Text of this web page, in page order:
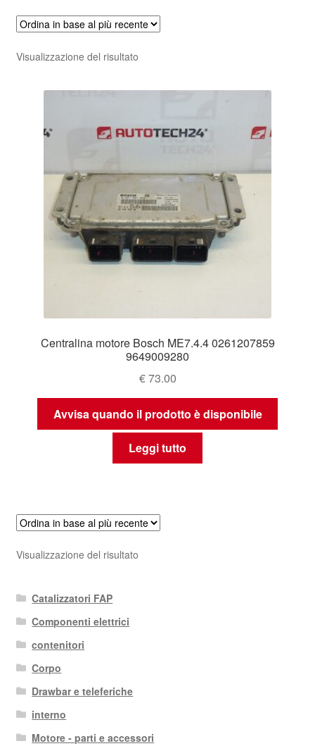
Visualizzazione del risultato
Centralina motore Bosch ME7.4.4 0261207859
9649009280
€73.00
Avvisa quando il prodotto è disponibile
Leggi tutto
Visualizzazione del risultato
Catalizzatori FAP
Componenti elettrici
contenitori
Corpo
Drawbar e teleferiche
interno
Motore - parti e accessori